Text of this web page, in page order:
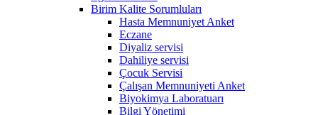
Birim Kalite Sorumluları
Hasta Memnuniyet Anket
Eczane
Diyaliz servisi
Dahiliye servisi
Çocuk Servisi
Çalışan Memnuniyeti Anket
Biyokimya Laboratuarı
Bilgi Yönetimi